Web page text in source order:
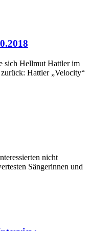
sich Hellmut Hattler im
Hattler „Velocity“
nicht
Sängerinnen und